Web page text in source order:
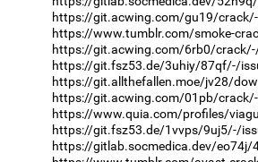
https://git.acwing.com/gu19/
https://www.tumblr.com/smoke-
https://git.acwing.com/6rb0/
https://git.fsz53.de/3uhiy/87qf/-/
https://git.allthefallen.moe/jv28/
https://git.acwing.com/01pb/
https://www.quia.com/profiles/
https://git.fsz53.de/1vvps/9uj5/-/
https://gitlab.socmedica.dev/eo74j/